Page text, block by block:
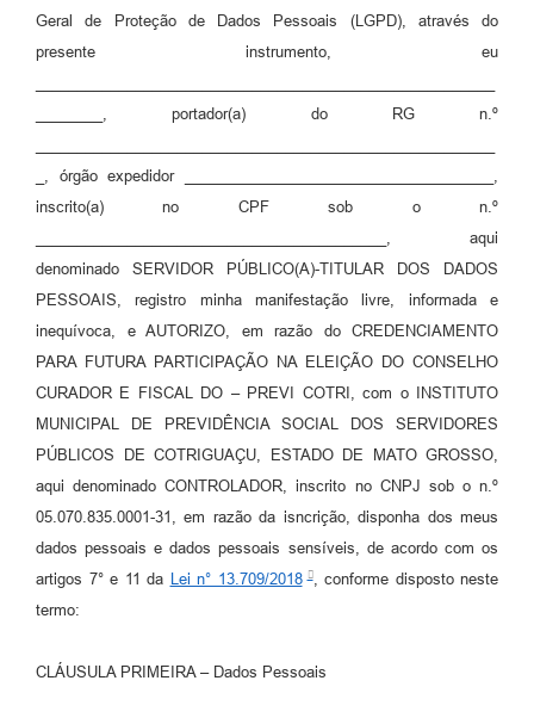
Geral de Proteção de Dados Pessoais (LGPD), através do
presente instrumento, eu
________, portador(a) do RG n.º
_, órgão expedidor _____________________________________,
inscrito(a) no CPF sob o n.º
__________________________________________, aqui
denominado SERVIDOR PÚBLICO(A)-TITULAR DOS DADOS
PESSOAIS, registro minha manifestação livre, informada e
inequívoca, e AUTORIZO, em razão do CREDENCIAMENTO
PARA FUTURA PARTICIPAÇÃO NA ELEIÇÃO DO CONSELHO
CURADOR E FISCAL DO – PREVI COTRI, com o INSTITUTO
MUNICIPAL DE PREVIDÊNCIA SOCIAL DOS SERVIDORES
PÚBLICOS DE COTRIGUAÇU, ESTADO DE MATO GROSSO,
aqui denominado CONTROLADOR, inscrito no CNPJ sob o n.º
05.070.835.0001-31, em razão da isncrição, disponha dos meus
dados pessoais e dados pessoais sensíveis, de acordo com os
artigos 7° e 11 da Lei n° 13.709/2018 , conforme disposto neste
termo:
CLÁUSULA PRIMEIRA – Dados Pessoais